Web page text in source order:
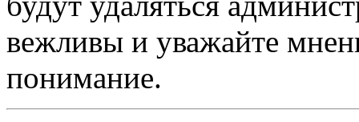
вежливы и уважайте
понимание.